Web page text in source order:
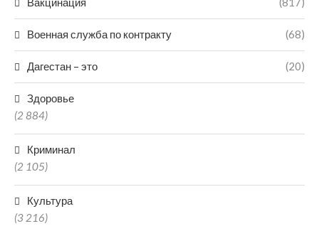
Военная служба по контракту (68)
Дагестан – это (20)
Здоровье
(2 884)
Криминал
(2 105)
Культура
(3 216)